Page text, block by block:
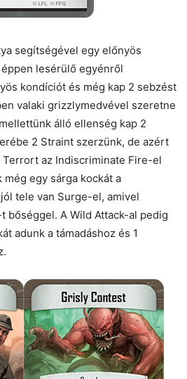
segítségével egy előnyös
lesérülő egyénről
kondíciót és még kap 2 sebzést
valaki grizzlymedvével szeretne
álló ellenség kap 2
2 Straint szerzünk, de azért
az Indiscriminate Fire-el
még egy sárga kockát a
tele van Surge-el, amivel
bőséggel. A Wild Attack-al pedig
adunk a támadáshoz és 1